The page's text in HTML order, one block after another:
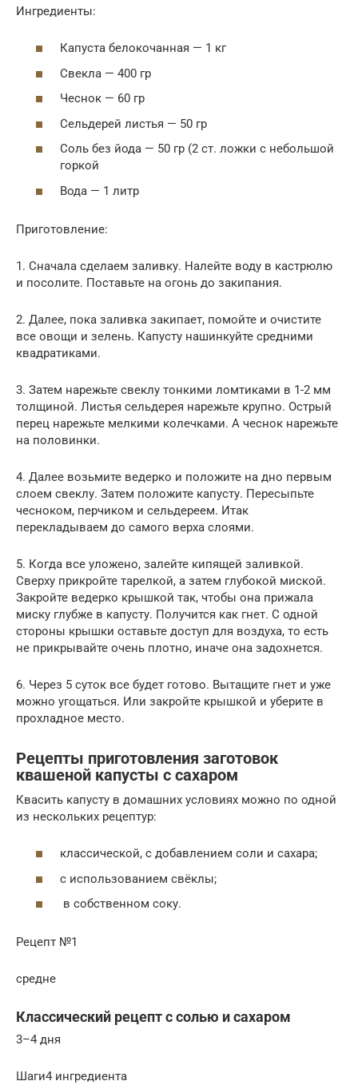
Ингредиенты:
Капуста белокочанная — 1 кг
Свекла — 400 гр
Чеснок — 60 гр
Сельдерей листья — 50 гр
Соль без йода — 50 гр (2 ст. ложки с небольшой
горкой
Вода — 1 литр
Приготовление:
1. Сначала сделаем заливку. Налейте воду в кастрюлю
и посолите. Поставьте на огонь до закипания.
2. Далее, пока заливка закипает, помойте и очистите
все овощи и зелень. Капусту нашинкуйте средними
квадратиками.
3. Затем нарежьте свеклу тонкими ломтиками в 1-2 мм
толщиной. Листья сельдерея нарежьте крупно. Острый
перец нарежьте мелкими колечками. А чеснок нарежьте
на половинки.
4. Далее возьмите ведерко и положите на дно первым
слоем свеклу. Затем положите капусту. Пересыпьте
чесноком, перчиком и сельдереем. Итак
перекладываем до самого верха слоями.
5. Когда все уложено, залейте кипящей заливкой.
Сверху прикройте тарелкой, а затем глубокой миской.
Закройте ведерко крышкой так, чтобы она прижала
миску глубже в капусту. Получится как гнет. С одной
стороны крышки оставьте доступ для воздуха, то есть
не прикрывайте очень плотно, иначе она задохнется.
6. Через 5 суток все будет готово. Вытащите гнет и уже
можно угощаться. Или закройте крышкой и уберите в
прохладное место.
Рецепты приготовления заготовок
квашеной капусты с сахаром
Квасить капусту в домашних условиях можно по одной
из нескольких рецептур:
классической, с добавлением соли и сахара;
с использованием свёклы;
в собственном соку.
Рецепт №1
средне
Классический рецепт с солью и сахаром
3–4 дня
Шаги4 ингредиента